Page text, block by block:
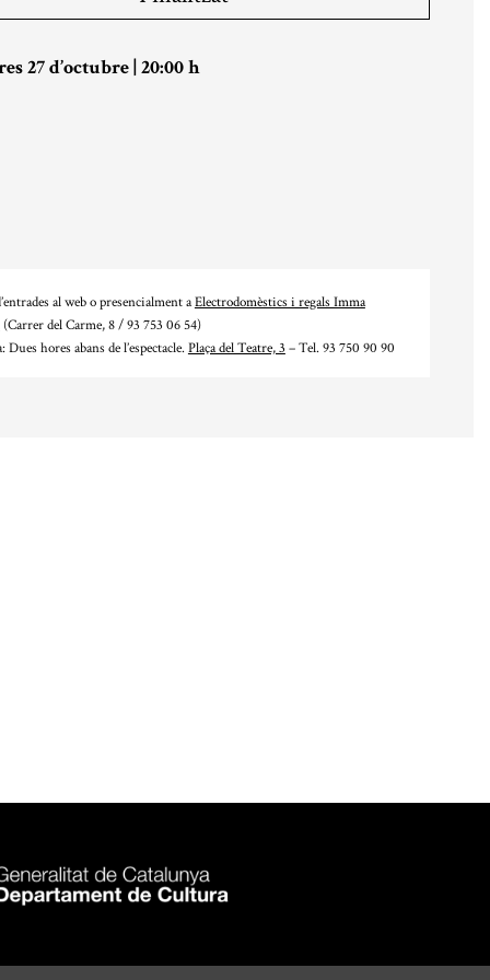
27 d’octubre| 20:00 h
al web o presencialment aElectrodomèstics i regals Imma
(Carrer del Carme, 8 / 93 753 06 54)
Dues hores abans de l’espectacle.Plaça del Teatre, 3 – Tel. 93 750 90 90